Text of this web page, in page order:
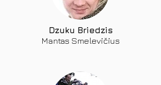
Dzuku Briedzis
Mantas Smelevičius